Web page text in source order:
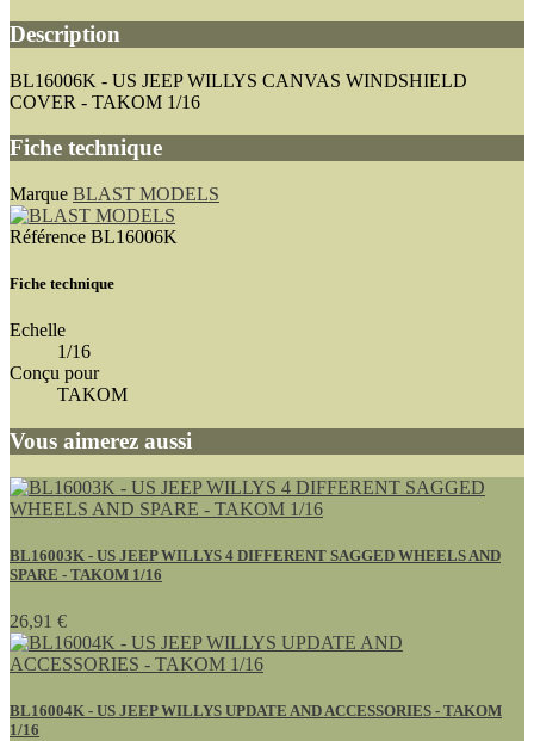
Description
BL16006K - US JEEP WILLYS CANVAS WINDSHIELD
COVER - TAKOM 1/16
Fiche technique
Marque BLAST MODELS
Référence BL16006K
Fiche technique
Echelle
1/16
Conçu pour
TAKOM
Vous aimerez aussi
BL16003K - US JEEP WILLYS 4 DIFFERENT SAGGED WHEELS AND
SPARE - TAKOM 1/16
26,91 €
BL16004K - US JEEP WILLYS UPDATE AND ACCESSORIES - TAKOM
1/16